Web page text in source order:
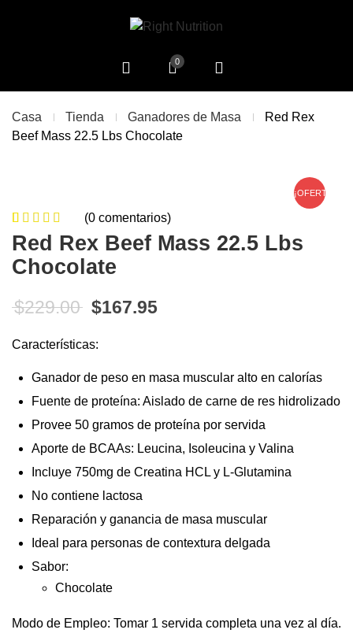
0
Casa Tienda Ganadores de Masa
Red Rex
Beef Mass 22.5 Lbs Chocolate
¡OFERTA!
0de
5
based on
0
customer
(0 comentarios)
Red Rex Beef Mass 22.5 Lbs
Chocolate
$229.00 El precio original era: $229.00.
$167.95El precio actual es:
Características:
Ganador de peso en masa muscular alto en calorías
Fuente de proteína: Aislado de carne de res hidrolizado
Provee 50 gramos de proteína por servida
Aporte de BCAAs: Leucina, Isoleucina y Valina
Incluye 750mg de Creatina HCL y L-Glutamina
No contiene lactosa
Reparación y ganancia de masa muscular
Ideal para personas de contextura delgada
Sabor:
Chocolate
Modo de Empleo: Tomar 1 servida completa una vez al día.